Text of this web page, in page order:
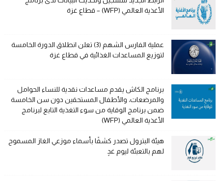
الأغذية العالمي (WFP) – قطاع غزة
عملية الفارس الشهم (3) تعلن انطلاق الدورة الخامسة
لتوزيع المساعدات الغذائية في قطاع غزة
برنامج الكاش يقدم مساعدات نقدية للنساء الحوامل
والمرضعات، والأطفال المستحقين دون سن الخامسة
ضمن برنامج الوقاية من سوء التغذية التابع لبرنامج
الأغذية العالمي (WFP)
هيئة البترول تصدر كشفًا بأسماء موزعي الغاز المسموح
لهم بالتعبئة ليوم غدٍ